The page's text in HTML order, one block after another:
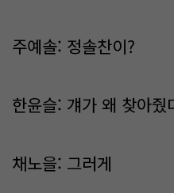
주예솔: 정솔찬이?
한윤슬: 걔가 왜 찾아줬
채노을: 그러게